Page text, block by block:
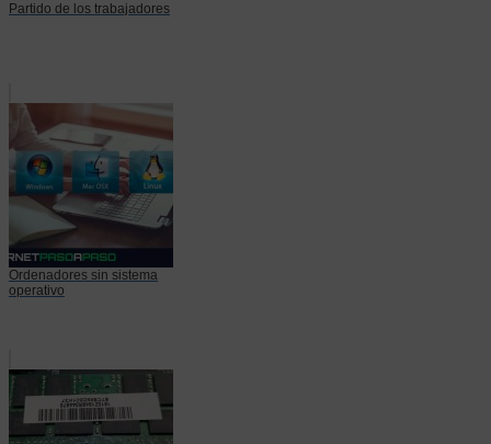
Partido de los trabajadores
Ordenadores sin sistema
operativo